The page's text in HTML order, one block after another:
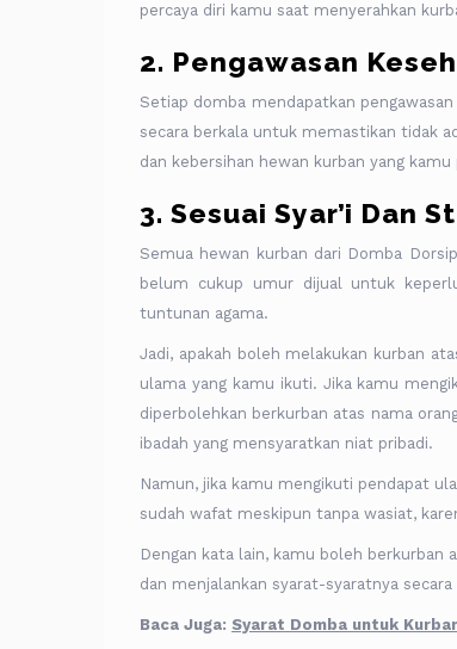
percaya diri kamu saat menyerahkan
2. Pengawasan
Setiap domba mendapatkan
secara berkala untuk memastikan tidak
dan kebersihan hewan kurban yang kamu
3. Sesuai Syar’i Dan
Semua hewan kurban dari Domba
belum cukup umur dijual untuk
tuntunan agama.
Jadi, apakah boleh melakukan kurban
ulama yang kamu ikuti. Jika kamu
diperbolehkan berkurban atas nama
ibadah yang mensyaratkan niat pribadi.
Namun, jika kamu mengikuti pendapat
sudah wafat meskipun tanpa wasiat,
Dengan kata lain, kamu boleh berkurban
dan menjalankan syarat-syaratnya
Baca Juga: Syarat Domba untuk